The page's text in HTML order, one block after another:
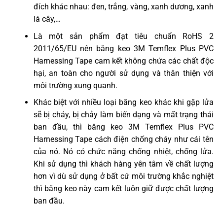
đích khác nhau: đen, trắng, vàng, xanh dương, xanh
lá cây,…
Là một sản phẩm đạt tiêu chuẩn RoHS 2
2011/65/EU nên băng keo 3M Temflex Plus PVC
Harnessing Tape cam kết không chứa các chất độc
hại, an toàn cho người sử dụng và thân thiện với
môi trường xung quanh.
Khác biệt với nhiều loại băng keo khác khi gặp lửa
sẽ bị cháy, bị chảy làm biến dạng và mất trạng thái
ban đầu, thì băng keo 3M Temflex Plus PVC
Harnessing Tape cách điện chống cháy như cái tên
của nó. Nó có chức năng chống nhiệt, chống lửa.
Khi sử dụng thì khách hàng yên tâm về chất lượng
hơn vì dù sử dụng ở bất cứ môi trường khắc nghiệt
thì băng keo này cam kết luôn giữ được chất lượng
ban đầu.